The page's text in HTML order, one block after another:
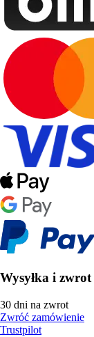
Wysyłka i zwrot
30 dni na zwrot
Zwróć zamówienie
Trustpilot